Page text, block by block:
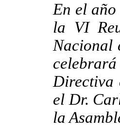
En el
la VI
Nacional
Directiva
el Dr.
la